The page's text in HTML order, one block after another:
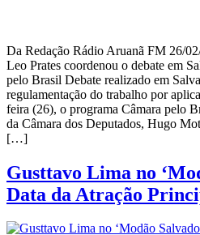
Da Redação Rádio Aruanã FM 26/
Leo Prates coordenou o debate em
pelo Brasil Debate realizado em
regulamentação do trabalho por
feira (26), o programa Câmara pelo
da Câmara dos Deputados, Hugo
[…]
Gusttavo Lima no
Data da Atração